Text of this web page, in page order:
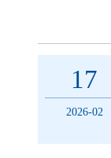
17
2026-02